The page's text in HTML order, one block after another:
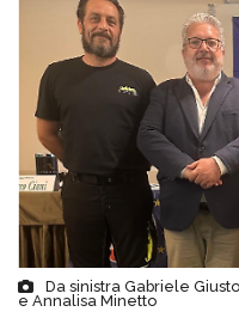
Da sinistra Gabriele
e Annalisa Minetto